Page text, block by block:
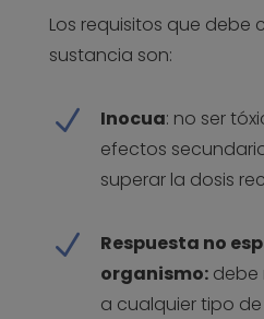
Los requisitos que debe
sustancia son:
N Inocua: no ser
efectos
superar la dosis
N
Respuesta no
organismo:debe
a cualquier tipo